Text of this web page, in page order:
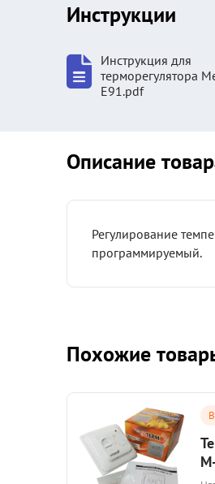
Инструкции
Инструкция для
терморегулятора
E91.pdf
Описание
Регулирование
программируемый.
Похожие